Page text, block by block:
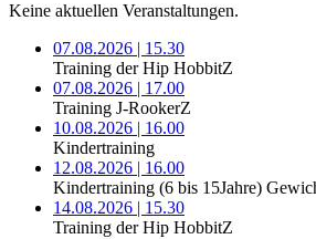
Keine aktuellen Veranstaltungen.
07.08.2026 | 15.30
Training der Hip HobbitZ
07.08.2026 | 17.00
Training J-RookerZ
10.08.2026 | 16.00
Kindertraining
12.08.2026 | 16.00
Kindertraining (6 bis 15Jahre)
14.08.2026 | 15.30
Training der Hip HobbitZ